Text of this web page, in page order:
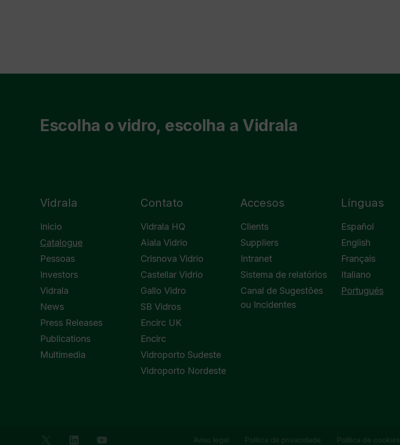
Escolha o vidro, escolha a Vidrala
Vidrala
Inicio
Catalogue
Pessoas
Investors
Vidrala
News
Press Releases
Publications
Multimedia
Contato
Vidrala HQ
Aiala Vidrio
Crisnova Vidrio
Castellar Vidrio
Gallo Vidro
SB Vidros
Encirc UK
Encirc
Vidroporto Sudeste
Vidroporto Nordeste
Accesos
Clients
Suppliers
Intranet
Sistema de relatórios
Canal de Sugestões
ou Incidentes
Línguas
Español
English
Français
Italiano
Portugués
Aviso legal Politica de privacidade Politica de cookies